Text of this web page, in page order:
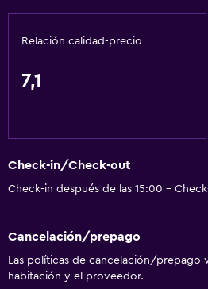
Relación calidad-precio
7,1
Check-in/Check-out
Check-in después de las 15:00 -
Cancelación/prepago
Las políticas de cancelación/prepago
habitación y el proveedor.